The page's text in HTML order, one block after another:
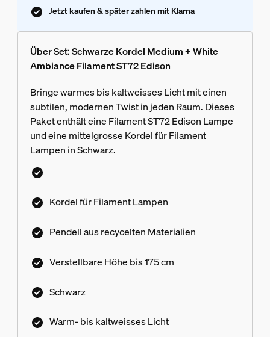
Jetzt kaufen & später zahlen mit Klarna
Über Set: Schwarze Kordel Medium + White
Ambiance Filament ST72 Edison
Bringe warmes bis kaltweisses Licht mit einen
subtilen, modernen Twist in jeden Raum. Dieses
Paket enthält eine Filament ST72 Edison Lampe
und eine mittelgrosse Kordel für Filament
Lampen in Schwarz.
Kordel für Filament Lampen
Pendell aus recycelten Materialien
Verstellbare Höhe bis 175 cm
Schwarz
Warm- bis kaltweisses Licht